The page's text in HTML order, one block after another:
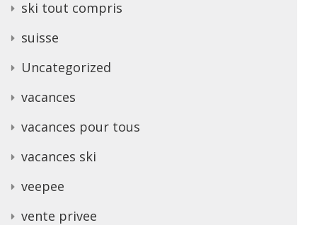
ski tout compris
suisse
Uncategorized
vacances
vacances pour tous
vacances ski
veepee
vente privee